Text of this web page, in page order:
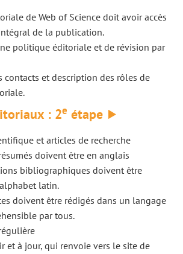
de Web of Science doit avoir accès
de la publication.
politique éditoriale et de révision par
contacts et description des rôles de
: 2e étape
et articles de recherche
doivent être en anglais
bibliographiques doivent être
latin.
doivent être rédigés dans un langage
par tous.
et à jour, qui renvoie vers le site de